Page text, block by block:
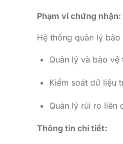
Phạm vi chứng nhận:
Hệ thống quản lý
Quản lý và bảo vệ
Kiểm soát dữ liệu
Quản lý rủi ro liên
Thông tin chi tiết: